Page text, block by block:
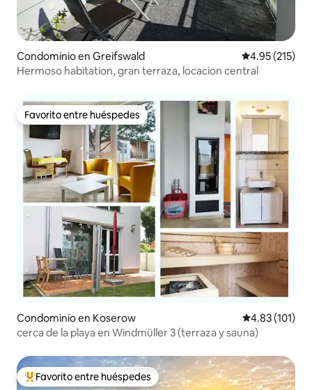
Condominio en Greifswald Calificación
4.95 (215)
Hermoso habitation, gran terraza, locacion central
Favorito entre huéspedes
Favorito entre huéspedes
Condominio en Koserow Calificación
4.83 (101)
cerca de la playa en Windmüller 3 (terraza y sauna)
De los mejores en Favorito entre huéspedes
Favorito entre huéspedes